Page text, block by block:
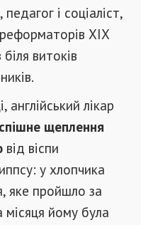
і соціаліст,
XIX
витоків
англійський лікар
щеплення
від віспи
у хлопчика
яке пройшло за
місяця йому була